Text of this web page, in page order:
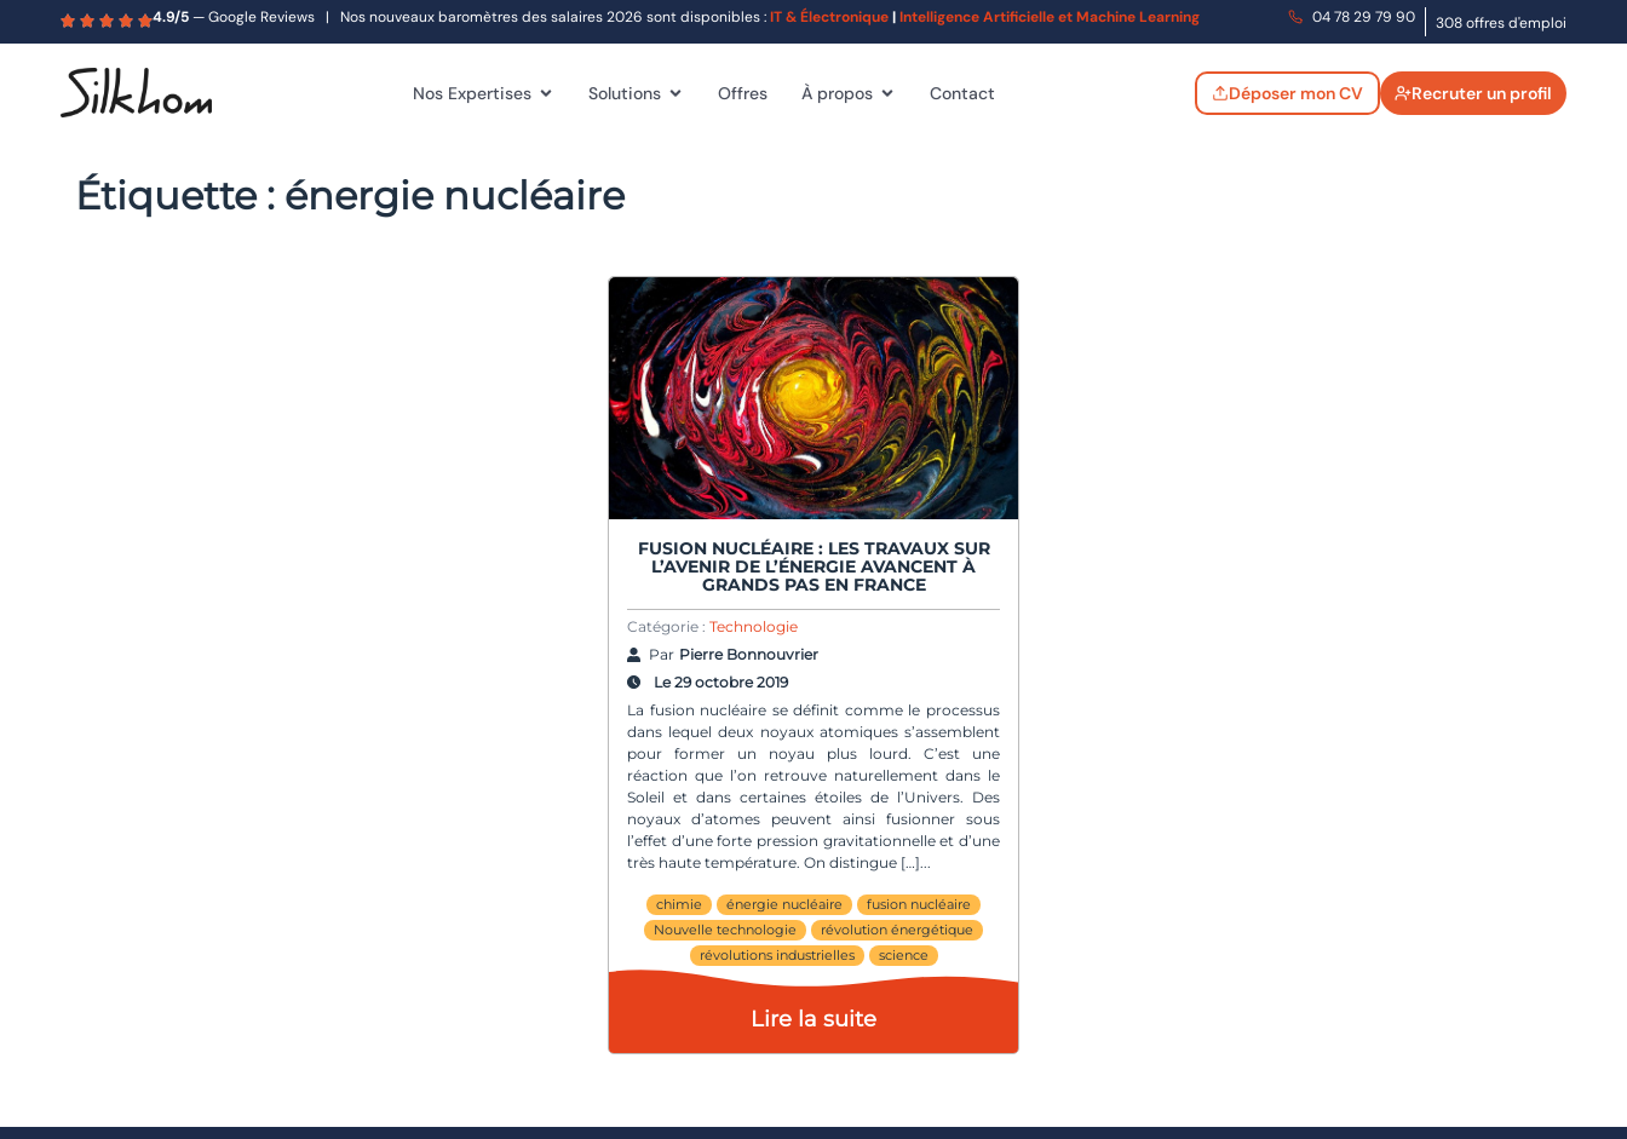
4.9/5— Google Reviews | Nos nouveaux baromètres des salaires 2026 sont disponibles :IT & Électronique|Intelligence Artificielle et Machine Learning 04 78 29 79 90 308 offres d'emploi
Nos Expertises Solutions Offres À propos Contact Déposer mon CV Recruter un profil
Étiquette : énergie nucléaire
FUSION NUCLÉAIRE : LES TRAVAUX SUR
L’AVENIR DE L’ÉNERGIE AVANCENT À
GRANDS PAS EN FRANCE
Catégorie : Technologie
Par Pierre Bonnouvrier
Le 29 octobre 2019
La fusion nucléaire se définit comme le processus
dans lequel deux noyaux atomiques s’assemblent
pour former un noyau plus lourd. C’est une
réaction que l’on retrouve naturellement dans le
Soleil et dans certaines étoiles de l’Univers. Des
noyaux d’atomes peuvent ainsi fusionner sous
l’effet d’une forte pression gravitationnelle et d’une
très haute température. On distingue […]
chimie énergie nucléaire
fusion nucléaire
Nouvelle technologie
révolution énergétique
révolutions industrielles
science
Lire la suite